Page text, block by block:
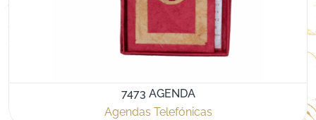
7473 AGENDA
Agendas Telefónicas